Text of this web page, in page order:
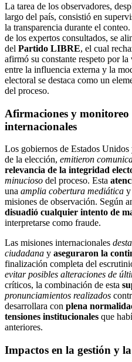
La tarea de los observadores,
largo del país, consistió en
la transparencia durante el
de los expertos consultados, se
del Partido LIBRE, el cual
afirmó su constante respeto por
entre la influencia externa y la
electoral se destaca como un
del proceso.
Afirmaciones y monitoreo
internacionales
Los gobiernos de Estados
de la elección, emitieron
relevancia de la integridad
minucioso del proceso. Esta
una amplia cobertura mediática y
misiones de observación. Según
disuadió cualquier intento de
interpretarse como fraude.
Las misiones internacionales
ciudadana y aseguraron la
finalización completa del
evitar posibles alteraciones de
críticos, la combinación de esta
pronunciamientos realizados
desarrollara con plena
tensiones institucionales que
anteriores.
Impactos en la gestión y